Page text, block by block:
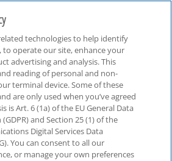
related technologies to help identify
to operate our site, enhance your
advertising and analysis. This
reading of personal and non-
terminal device. Some of these
are only used when you’ve agreed
is Art. 6 (1a) of the EU General Data
and Section 25 (1) of the
Digital Services Data
You can consent to all our
or manage your own preferences